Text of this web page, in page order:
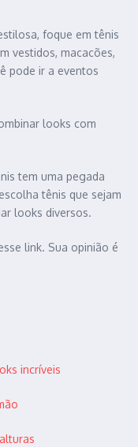
foque em tênis
vestidos, macacões,
pode ir a eventos
looks com
tem uma pegada
tênis que sejam
looks diversos.
link. Sua opinião é
incríveis